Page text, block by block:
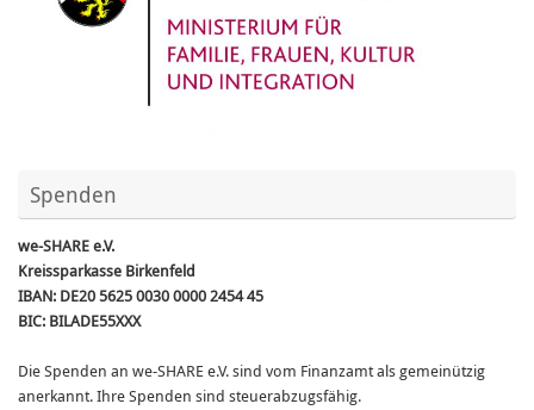
Spenden
we-SHARE e.V.
Kreissparkasse Birkenfeld
IBAN: DE20 5625 0030 0000 2454 45
BIC: BILADE55XXX
Die Spenden an we-SHARE e.V. sind vom Finanzamt als gemeinützig
anerkannt. Ihre Spenden sind steuerabzugsfähig.